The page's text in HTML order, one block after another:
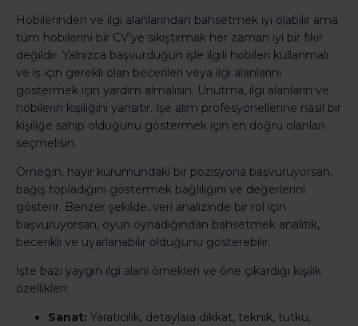
Hobilerinden ve ilgi alanlarından bahsetmek iyi olabilir ama
tüm hobilerini bir CV'ye sıkıştırmak her zaman iyi bir fikir
değildir. Yalnızca başvurduğun işle ilgili hobileri kullanmalı
ve iş için gerekli olan becerileri veya ilgi alanlarını
göstermek için yardım almalısın. Unutma, ilgi alanların ve
hobilerin kişiliğini yansıtır. İşe alım profesyonellerine nasıl bir
kişiliğe sahip olduğunu göstermek için en doğru olanları
seçmelisin.
Örneğin, hayır kurumundaki bir pozisyona başvuruyorsan,
bağış topladığını göstermek bağlılığını ve değerlerini
gösterir. Benzer şekilde, veri analizinde bir rol için
başvuruyorsan, oyun oynadığından bahsetmek analitik,
becerikli ve uyarlanabilir olduğunu gösterebilir.
İşte bazı yaygın ilgi alanı örnekleri ve öne çıkardığı kişilik
özellikleri:
Sanat: Yaratıcılık, detaylara dikkat, teknik, tutku,